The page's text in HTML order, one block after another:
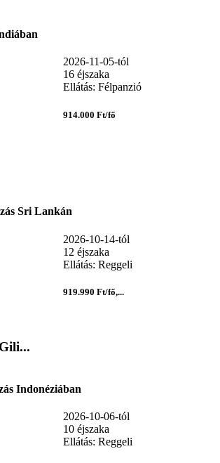
2026-11-05-tól
16 éjszaka
Ellátás: Félpanzió
914.000 Ft/fő
Sri Lankán
2026-10-14-tól
12 éjszaka
Ellátás: Reggeli
919.990 Ft/fő,...
Indonéziában
2026-10-06-tól
10 éjszaka
Ellátás: Reggeli